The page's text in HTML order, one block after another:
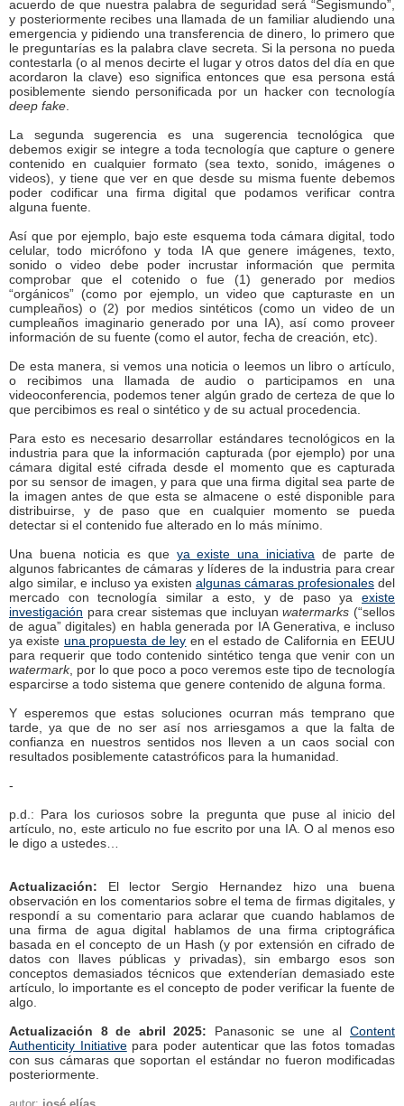
acuerdo de que nuestra palabra de seguridad será “Segismundo”,
y posteriormente recibes una llamada de un familiar aludiendo una
emergencia y pidiendo una transferencia de dinero, lo primero que
le preguntarías es la palabra clave secreta. Si la persona no pueda
contestarla (o al menos decirte el lugar y otros datos del día en que
acordaron la clave) eso significa entonces que esa persona está
posiblemente siendo personificada por un hacker con tecnología
deep fake
La segunda sugerencia es una sugerencia tecnológica que
debemos exigir se integre a toda tecnología que capture o genere
contenido en cualquier formato (sea texto, sonido, imágenes o
videos), y tiene que ver en que desde su misma fuente debemos
poder codificar una firma digital que podamos verificar contra
alguna fuente.
Así que por ejemplo, bajo este esquema toda cámara digital, todo
celular, todo micrófono y toda IA que genere imágenes, texto,
sonido o video debe poder incrustar información que permita
comprobar que el cotenido o fue (1) generado por medios
“orgánicos” (como por ejemplo, un video que capturaste en un
cumpleaños) o (2) por medios sintéticos (como un video de un
cumpleaños imaginario generado por una IA), así como proveer
información de su fuente (como el autor, fecha de creación, etc).
De esta manera, si vemos una noticia o leemos un libro o artículo,
o recibimos una llamada de audio o participamos en una
videoconferencia, podemos tener algún grado de certeza de que lo
que percibimos es real o sintético y de su actual procedencia.
Para esto es necesario desarrollar estándares tecnológicos en la
industria para que la información capturada (por ejemplo) por una
cámara digital esté cifrada desde el momento que es capturada
por su sensor de imagen, y para que una firma digital sea parte de
la imagen antes de que esta se almacene o esté disponible para
distribuirse, y de paso que en cualquier momento se pueda
detectar si el contenido fue alterado en lo más mínimo.
Una buena noticia es que ya existe una iniciativa de parte de
algunos fabricantes de cámaras y líderes de la industria para crear
algo similar, e incluso ya existen algunas cámaras profesionales del
mercado con tecnología similar a esto, y de paso ya existe
investigación para crear sistemas que incluyanwatermarks (“sellos
de agua” digitales) en habla generada por IA Generativa, e incluso
ya existe una propuesta de ley en el estado de California en EEUU
para requerir que todo contenido sintético tenga que venir con un
watermark, por lo que poco a poco veremos este tipo de tecnología
esparcirse a todo sistema que genere contenido de alguna forma.
Y esperemos que estas soluciones ocurran más temprano que
tarde, ya que de no ser así nos arriesgamos a que la falta de
confianza en nuestros sentidos nos lleven a un caos social con
resultados posiblemente catastróficos para la humanidad.
-
p.d.: Para los curiosos sobre la pregunta que puse al inicio del
artículo, no, este articulo no fue escrito por una IA. O al menos eso
le digo a ustedes…
Actualización: El lector Sergio Hernandez hizo una buena
observación en los comentarios sobre el tema de firmas digitales, y
respondí a su comentario para aclarar que cuando hablamos de
una firma de agua digital hablamos de una firma criptográfica
basada en el concepto de un Hash (y por extensión en cifrado de
datos con llaves públicas y privadas), sin embargo esos son
conceptos demasiados técnicos que extenderían demasiado este
artículo, lo importante es el concepto de poder verificar la fuente de
algo.
Actualización 8 de abril 2025: Panasonic se une alContent
Authenticity Initiativepara poder autenticar que las fotos tomadas
con sus cámaras que soportan el estándar no fueron modificadas
posteriormente.